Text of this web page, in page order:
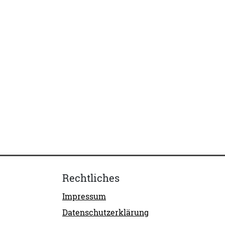
Rechtliches
Impressum
Datenschutzerklärung